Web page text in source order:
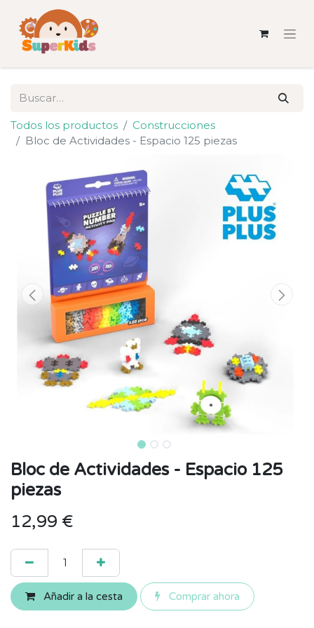
Todos los productos
Construcciones
Bloc de Actividades - Espacio 125 piezas
Bloc de Actividades - Espacio 125
piezas
12,99 €
Añadir a la cesta Comprar ahora